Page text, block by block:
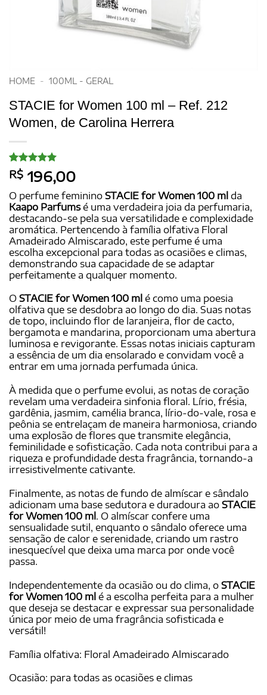
HOME - 100ML - GERAL
STACIE for Women 100 ml – Ref. 212
Women, de Carolina Herrera
Avaliado
como5de
5, com
baseado em
20
avaliações
de clientes
R$ 196,00
O perfume feminino STACIE for Women 100 ml da
Kaapo Parfumsé uma verdadeira joia da perfumaria,
destacando-se pela sua versatilidade e complexidade
aromática. Pertencendo à família olfativa Floral
Amadeirado Almiscarado, este perfume é uma
escolha excepcional para todas as ocasiões e climas,
demonstrando sua capacidade de se adaptar
perfeitamente a qualquer momento.
O STACIE for Women 100 ml é como uma poesia
olfativa que se desdobra ao longo do dia. Suas notas
de topo, incluindo flor de laranjeira, flor de cacto,
bergamota e mandarina, proporcionam uma abertura
luminosa e revigorante. Essas notas iniciais capturam
a essência de um dia ensolarado e convidam você a
entrar em uma jornada perfumada única.
À medida que o perfume evolui, as notas de coração
revelam uma verdadeira sinfonia floral. Lírio, frésia,
gardênia, jasmim, camélia branca, lírio-do-vale, rosa e
peônia se entrelaçam de maneira harmoniosa, criando
uma explosão de flores que transmite elegância,
feminilidade e sofisticação. Cada nota contribui para a
riqueza e profundidade desta fragrância, tornando-a
irresistivelmente cativante.
Finalmente, as notas de fundo de almíscar e sândalo
adicionam uma base sedutora e duradoura ao STACIE
for Women 100 ml . O almíscar confere uma
sensualidade sutil, enquanto o sândalo oferece uma
sensação de calor e serenidade, criando um rastro
inesquecível que deixa uma marca por onde você
passa.
Independentemente da ocasião ou do clima, o STACIE
for Women 100 ml é a escolha perfeita para a mulher
que deseja se destacar e expressar sua personalidade
única por meio de uma fragrância sofisticada e
versátil!
Família olfativa: Floral Amadeirado Almiscarado
Ocasião: para todas as ocasiões e climas